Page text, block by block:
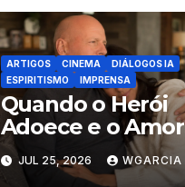
ARTIGOS CINEMA
DIÁLOGOS IA
ESPIRITISMO
IMPRENSA
Quando o Herói
Adoece e o Amor
Aprende a Cuidar
JUL 25, 2026 WGARCIA